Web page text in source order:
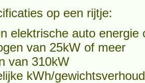
op een rijtje:
elektrische auto energie
van 25kW of meer
van 310kW
kWh/